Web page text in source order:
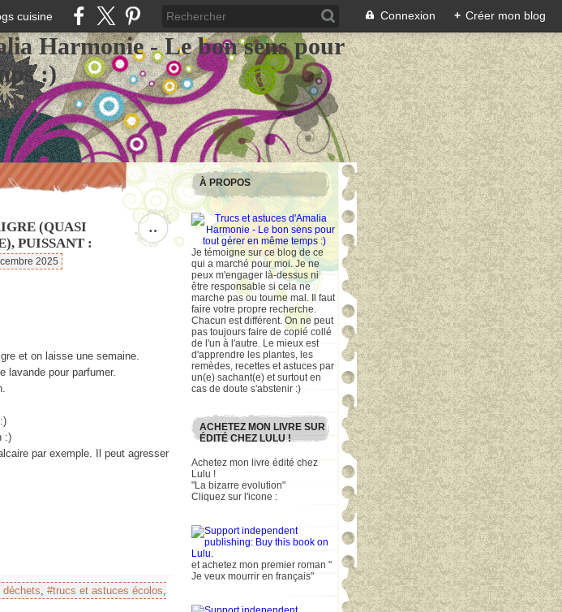
cuisine Connexion + Créer mon blog
Harmonie - Le bon sens pour
:)
…
(QUASI
PUISSANT :
2025
et on laisse une semaine.
lavande pour parfumer.
:)
par exemple. Il peut agresser
, #trucs et astuces écolos,
À PROPOS
Je témoigne sur ce blog de ce
qui a marché pour moi. Je ne
peux m'engager là-dessus ni
être responsable si cela ne
marche pas ou tourne mal. Il faut
faire votre propre recherche.
Chacun est différent. On ne peut
pas toujours faire de copié collé
de l'un à l'autre. Le mieux est
d'apprendre les plantes, les
remèdes, recettes et astuces par
un(e) sachant(e) et surtout en
cas de doute s'abstenir :)
ACHETEZ MON LIVRE SUR
ÉDITÉ CHEZ LULU !
Achetez mon livre édité chez
Lulu !
"La bizarre evolution"
Cliquez sur l'icone :
et achetez mon premier roman "
Je veux mourrir en français"